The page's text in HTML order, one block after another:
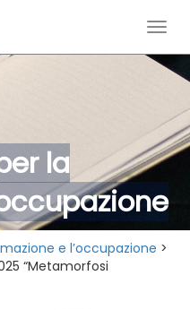
la
e l’occupazione >
“Metamorfosi